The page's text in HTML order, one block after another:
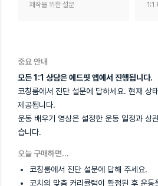
제작을 위한 설문
1:1
중요 안내
모든 1:1 상담은 에드핏 앱에서 진행됩니다.
코칭룸에서 진단 설문에 답하세요. 현재 상
제공됩니다.
운동 배우기 영상은 설정한 운동 일정과 상
습니다.
오늘 구매하면…
코칭룸에서 진단 설문에 답해 주세요.
코치의 맞춤 커리큘럼이 확정된 후 운동